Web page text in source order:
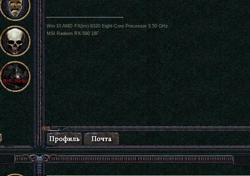
Win 10 AMD FX(tm)-8320 Eight-Core Processor 3.50 GHz
MSI Radeon RX-580 16Г